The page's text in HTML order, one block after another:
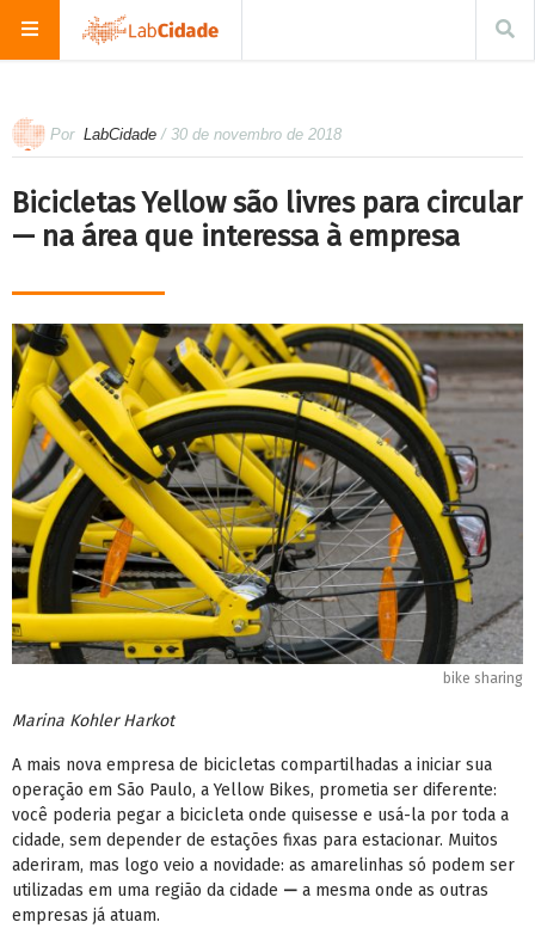
Por LabCidade / 30 de novembro de 2018
Bicicletas Yellow são livres para circular
— na área que interessa à empresa
bike sharing
Marina Kohler Harkot
A mais nova empresa de bicicletas compartilhadas a iniciar sua
operação em São Paulo, a Yellow Bikes, prometia ser diferente:
você poderia pegar a bicicleta onde quisesse e usá-la por toda a
cidade, sem depender de estações fixas para estacionar. Muitos
aderiram, mas logo veio a novidade: as amarelinhas só podem ser
utilizadas em uma região da cidade — a mesma onde as outras
empresas já atuam.